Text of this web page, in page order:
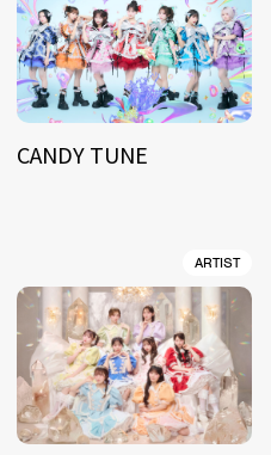
CANDY TUNE
ARTIST